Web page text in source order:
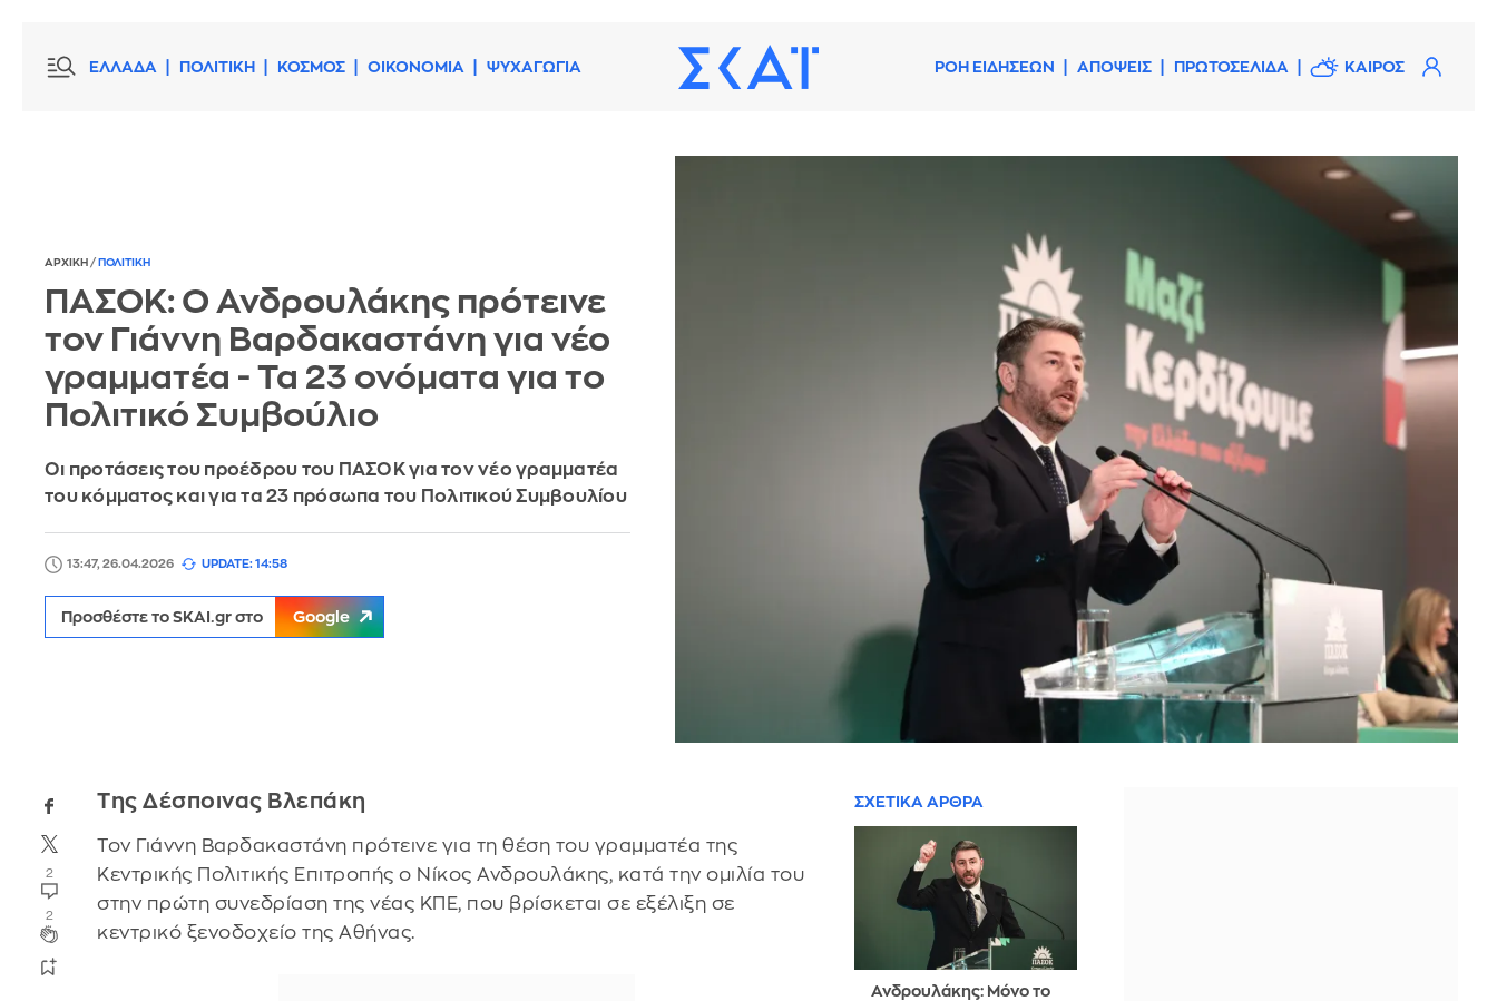
ΕΛΛΑΔΑ ΠΟΛΙΤΙΚΗ ΚΟΣΜΟΣ ΟΙΚΟΝΟΜΙΑ ΨΥΧΑΓΩΓΙΑ ΡΟΗ ΕΙΔΗΣΕΩΝ ΑΠΟΨΕΙΣ ΠΡΩΤΟΣΕΛΙΔΑ ΚΑΙΡΟΣ
ΑΡΧΙΚΗ / ΠΟΛΙΤΙΚΗ
ΠΑΣΟΚ: Ο Ανδρουλάκης πρότεινε
τον Γιάννη Βαρδακαστάνη για νέο
γραμματέα - Τα 23 ονόματα για το
Πολιτικό Συμβούλιο
Οι προτάσεις του προέδρου του ΠΑΣΟΚ για τον νέο γραμματέα
του κόμματος και για τα 23 πρόσωπα του Πολιτικού Συμβουλίου
13:47, 26.04.2026 UPDATE: 14:58
Προσθέστε το SKAI.gr στο Google
2
2
Της Δέσποινας Βλεπάκη
Τον Γιάννη Βαρδακαστάνη πρότεινε για τη θέση του γραμματέα της
Κεντρικής Πολιτικής Επιτροπής ο Νίκος Ανδρουλάκης, κατά την ομιλία του
στην πρώτη συνεδρίαση της νέας ΚΠΕ, που βρίσκεται σε εξέλιξη σε
κεντρικό ξενοδοχείο της Αθήνας.
ΣΧΕΤΙΚΑ ΑΡΘΡΑ
Ανδρουλάκης: Μόνο το